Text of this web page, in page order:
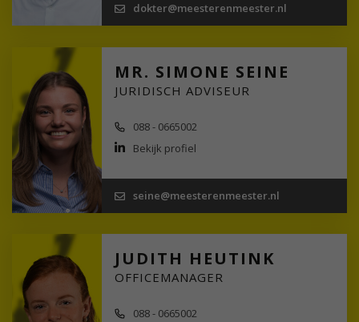
dokter@meesterenmeester.nl
MR. SIMONE SEINE
JURIDISCH ADVISEUR
088 - 0665002
Bekijk profiel
seine@meesterenmeester.nl
JUDITH HEUTINK
OFFICEMANAGER
088 - 0665002